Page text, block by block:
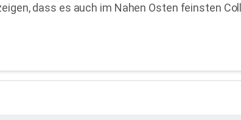
dass es auch im Nahen Osten feinsten